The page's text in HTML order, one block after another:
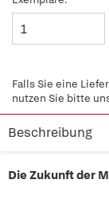
Falls Sie eine
nutzen Sie bitte
Beschreibung
Die Zukunft der